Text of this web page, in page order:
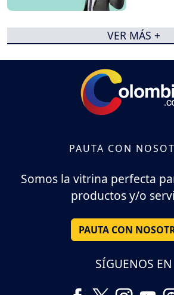
VER MÁS +
PAUTA CON
Somos la vitrina perfecta
productos y/o
PAUTA CON
SÍGUENOS EN